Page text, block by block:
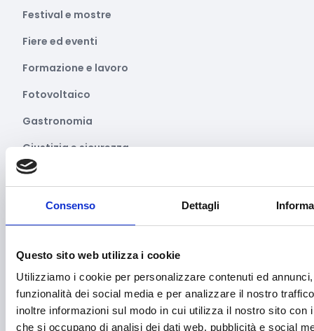
Consenso Dettagli
Questo sito web utilizza i cookie
Utilizziamo i cookie per personalizzare contenuti ed
funzionalità dei social media e per analizzare il nostro
inoltre informazioni sul modo in cui utilizza il nostro sito con
che si occupano di analisi dei dati web, pubblicità e social
Festival e mostre
Fiere ed eventi
Formazione e lavoro
Fotovoltaico
Gastronomia
Giustizia e sicurezza
Green economy
Impianti sportivi
Imprenditoria femminile
Inclusione Sociale e Solidarietà
Innovazione tecnologica, digitalizzazione, ICT
Intelligenza Artificiale